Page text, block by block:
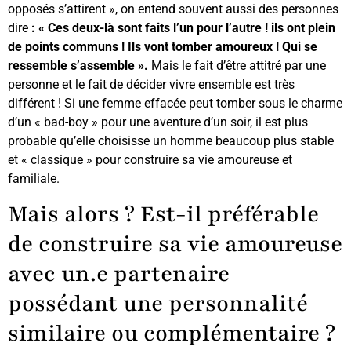
opposés s’attirent », on entend souvent aussi des personnes
dire : « Ces deux-là sont faits l’un pour l’autre ! ils ont plein
de points communs ! Ils vont tomber amoureux ! Qui se
ressemble s’assemble ». Mais le fait d’être attitré par une
personne et le fait de décider vivre ensemble est très
différent ! Si une femme effacée peut tomber sous le charme
d’un « bad-boy » pour une aventure d’un soir, il est plus
probable qu’elle choisisse un homme beaucoup plus stable
et « classique » pour construire sa vie amoureuse et
familiale.
Mais alors ? Est-il préférable
de construire sa vie amoureuse
avec un.e partenaire
possédant une personnalité
similaire ou complémentaire ?